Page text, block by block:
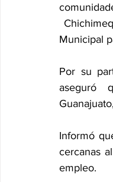
Municipal
Por su
aseguró
Informó
cercanas
empleo.